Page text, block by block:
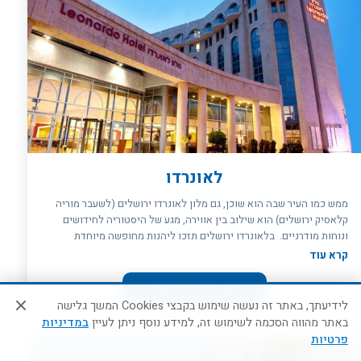
לאונרדו
ממש כמו העיר שבה הוא שוכן, גם מלון לאונרדו ירושלים (לשעבר מוריה
קלאסיק ירושלים) הוא שילוב בין אווירה, מגע של היסטוריה לחידושים
ונוחות מודרניים. בלאונרדו ירושלים תזכו ליהנות מחופשה מיוחדת
באווירה ייחודית; כזו המשלבת בין אוצרותיה הכמוסים של עיר הקודש, לבין
צריך להתארח בה. טיול בן כמה שעות פשוט לא יספיק, והדרך הטובה ביותר
היא להזמין אירוח במלון לאונרדו ירושלים. לפניכם הזדמנות נהדרת
ליהנות מנופים נפלאים, מבחר סוויטות וחדרים בעלי אבזור מפנק, קולינריה
משובחת ושירותים המתאימים גם לדתיים ולשומרי מסורת. במלון לאונרדו
ירושלים תוכלו לשים את כל הדאגות בצד ולהתמסר לחופשה שהיא לא
קרא עוד
חפש לסופ״ש הקרוב
לידיעתך, באתר זה נעשה שימוש בקבצי Cookies המשך גלישה
באתר מהווה הסכמה לשימוש זה, למידע נוסף ניתן לעייןבמדיניות
פרטיות